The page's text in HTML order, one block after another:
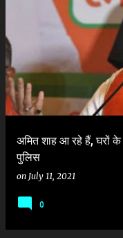
अमित शाह आ रहे हैं, घरों के
पुलिस
on July 11, 2021
0